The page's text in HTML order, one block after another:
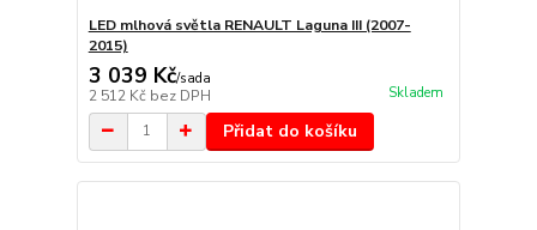
LED mlhová světla RENAULT Laguna III (2007-
2015)
3 039 Kč/sada
2 512 Kč bez DPH Skladem
Přidat do košíku